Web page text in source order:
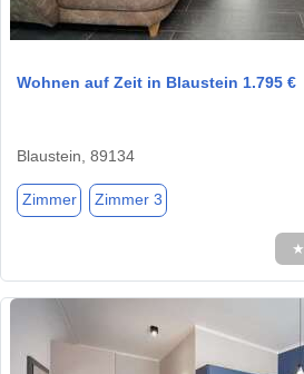
Wohnen auf Zeit in Blaustein 1.795 €
Blaustein, 89134
Zimmer Zimmer 3
★